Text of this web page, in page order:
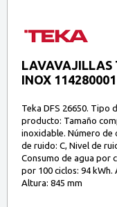
LAVAVAJILLAS
INOX 114280001
Teka DFS 26650. Tipo
producto: Tamaño
inoxidable. Número de
de ruido: C, Nivel de
Consumo de agua por
por 100 ciclos: 94 kWh.
Altura: 845 mm